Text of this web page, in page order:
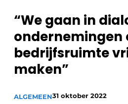
Meest gelezen
Nieuwsbrief
Podcasts
Privacy / Cookie statement
Vacatures
“We gaan in
ondernemingen
bedrijfsruimte
maken”
ALGEMEEN31 oktober 2022